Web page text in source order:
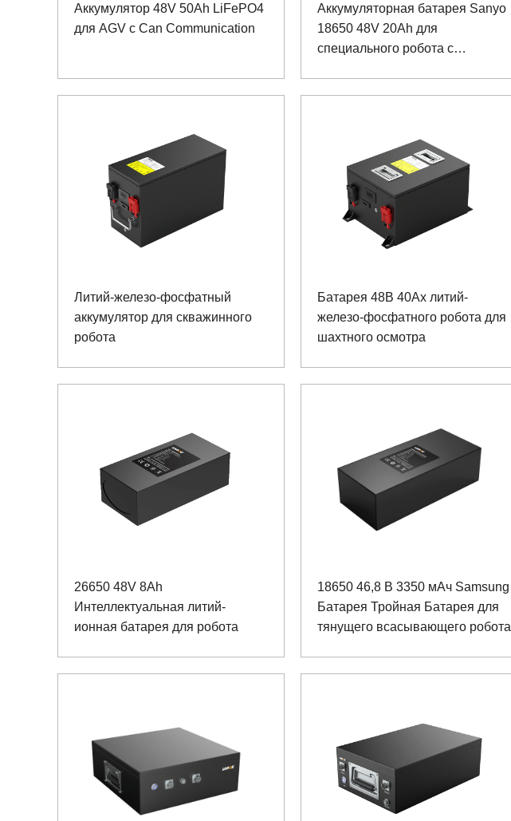
Аккумулятор 48V 50Ah LiFePO4
для AGV с Can Communication
Аккумуляторная батарея Sanyo
18650 48V 20Ah для
специального робота с
Литий-железо-фосфатный
аккумулятор для скважинного
робота
Батарея 48В 40Ах литий-
железо-фосфатного робота для
шахтного осмотра
26650 48V 8Ah
Интеллектуальная литий-
ионная батарея для робота
18650 46,8 В 3350 мАч Samsung
Батарея Тройная Батарея для
тянущего всасывающего робота